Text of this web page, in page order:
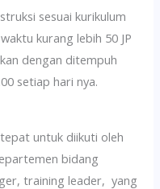
sesuai kurikulum
kurang lebih 50 JP
dengan ditempuh
setiap hari nya.
untuk diikuti oleh
bidang
training leader, yang